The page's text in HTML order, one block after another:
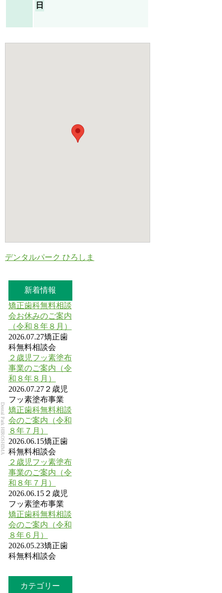
Dental Park HIROSHIMA
日
デンタルパーク ひろしま
新着情報
矯正歯科無料相談
会お休みのご案内
（令和８年８月）
2026.07.27矯正歯
科無料相談会
２歳児フッ素塗布
事業のご案内（令
和８年８月）
2026.07.27２歳児
フッ素塗布事業
矯正歯科無料相談
会のご案内（令和
８年７月）
2026.06.15矯正歯
科無料相談会
２歳児フッ素塗布
事業のご案内（令
和８年７月）
2026.06.15２歳児
フッ素塗布事業
矯正歯科無料相談
会のご案内（令和
８年６月）
2026.05.23矯正歯
科無料相談会
カテゴリー